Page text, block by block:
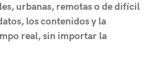
urbanas, remotas o de difícil
los contenidos y la
real, sin importar la